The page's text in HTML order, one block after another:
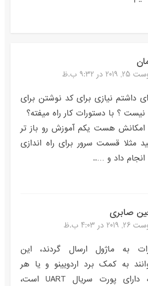
در 9:32 ب.ظ
داشتم نیازی برای کد نوشتن برای
؟ با دستورات کار راه میفته؟
امکانش هست یکم آموزش رو باز تر
مثلا قسمت سرور برای راه اندازی
انجام داد و …..
صابری
در 4:03 ب.ظ
به ماژول ارسال گردند، این
به کمک برد اردویینو و یا هر
میکروکنترلری که دارای پورت سریال UART است،